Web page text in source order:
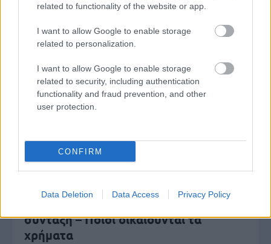
related to functionality of the website or app.
I want to allow Google to enable storage
related to personalization.
I want to allow Google to enable storage
related to security, including authentication
functionality and fraud prevention, and other
user protection.
CONFIRM
Data Deletion Data Access Privacy Policy
Ανοικτές 1.779 θέσεις εργασίας στο
Δημόσιο (χωρίς πτυχίο)
Πυροσβεστική Σχολή: Νέος
εκπαίδευση
e-ΕΦΚΑ: Έως 846 ευρώ επιπλέον στη
σύνταξη – Ποιοι δικαιούνται τα
χρήματα